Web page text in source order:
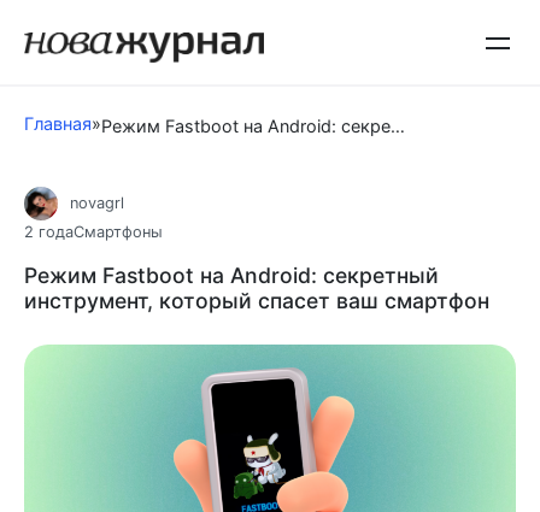
Главная» Режим Fastboot на Android: секретный инструмент, который спасет ваш смартфон
novagrl
2 годаСмартфоны
Режим Fastboot на Android: секретный
инструмент, который спасет ваш смартфон